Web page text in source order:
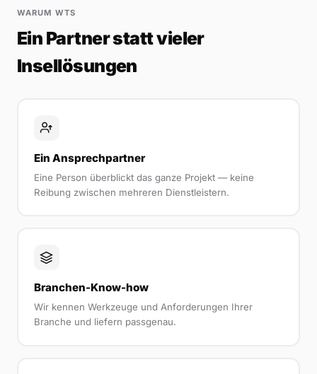
WARUM WTS
Ein Partner statt vieler
Insellösungen
Ein Ansprechpartner
Eine Person überblickt das ganze Projekt — keine
Reibung zwischen mehreren Dienstleistern.
Branchen-Know-how
Wir kennen Werkzeuge und Anforderungen Ihrer
Branche und liefern passgenau.